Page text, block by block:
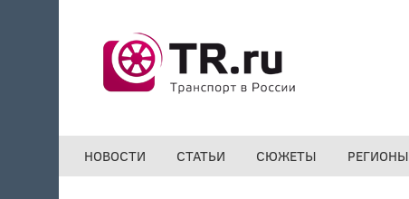
НОВОСТИ СТАТЬИ СЮЖЕТЫ РЕГИОНЫ